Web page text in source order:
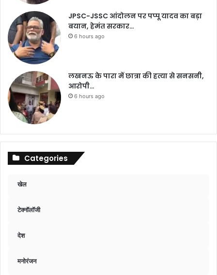
JPSC-JSSC आंदोलन पर पप्पू यादव का बड़ा
बयान, हेमंत सरकार…
6 hours ago
लखनऊ के पारा में छात्रा की हत्या से सनसनी,
आरोपी…
6 hours ago
Categories
खेल
टेक्नॉलॉजी
देश
मनोरंजन